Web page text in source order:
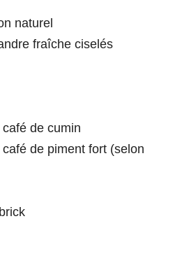
naturel
fraîche ciselés
de cumin
de piment fort (selon